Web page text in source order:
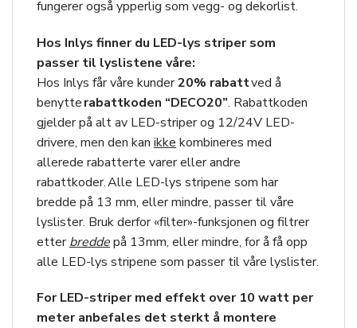
fungerer også ypperlig som vegg- og dekorlist.
Hos Inlys finner du LED-lys striper som
passer til lyslistene våre:
Hos Inlys får våre kunder20% rabattved å
benytterabattkoden “DECO20”. Rabattkoden
gjelder på alt av LED-striper og 12/24V LED-
drivere, men den kan ikke kombineres med
allerede rabatterte varer eller andre
rabattkoder. Alle LED-lys stripene som har
bredde på 13 mm, eller mindre, passer til våre
lyslister. Bruk derfor «filter»-funksjonen og filtrer
etterbreddepå 13mm, eller mindre, for å få opp
alle LED-lys stripene som passer til våre lyslister.
For LED-striper med effekt over 10 watt per
meter anbefales det sterkt å montere